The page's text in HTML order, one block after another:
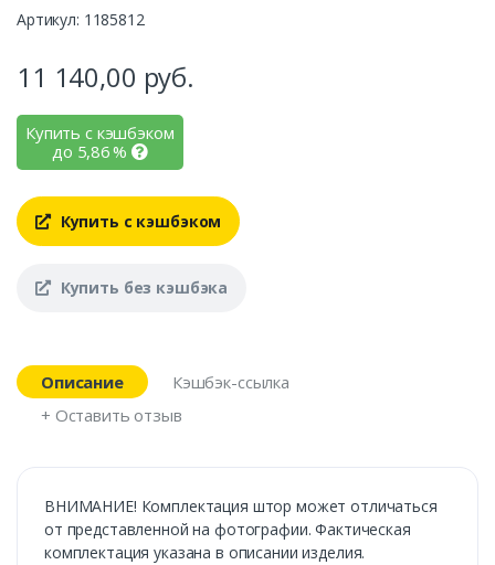
Артикул: 1185812
11 140,00 руб.
Купить с кэшбэком
до 5,86%
Купить с кэшбэком
Купить без кэшбэка
Описание
Кэшбэк-ссылка
+ Оставить отзыв
ВНИМАНИЕ! Комплектация штор может отличаться
от представленной на фотографии. Фактическая
комплектация указана в описании изделия.